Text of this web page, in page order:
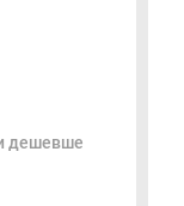
дешевше